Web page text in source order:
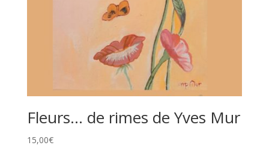
Fleurs… de rimes de Yves Mur
15,00€